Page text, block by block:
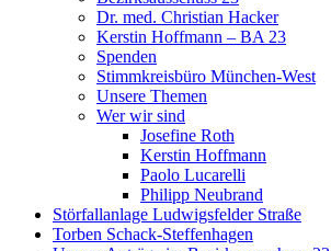
Dr. med. Christian Hacker
Kerstin Hoffmann – BA 23
Spenden
Stimmkreisbüro München-West
Unsere Themen
Wer wir sind
Josefine Roth
Kerstin Hoffmann
Paolo Lucarelli
Philipp Neubrand
Störfallanlage Ludwigsfelder Straße
Torben Schack-Steffenhagen